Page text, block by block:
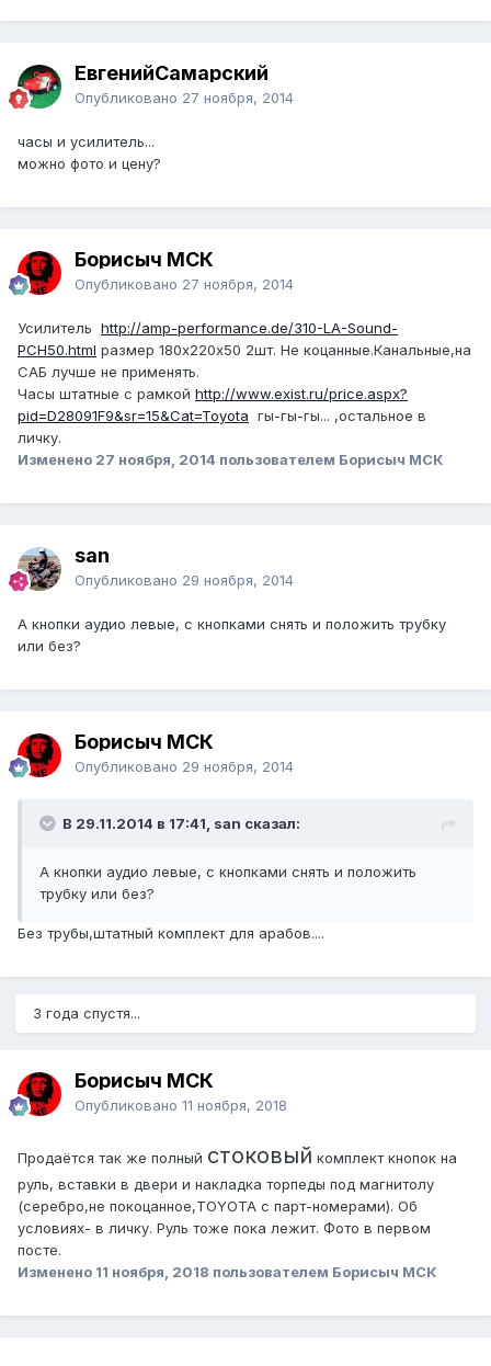
ЕвгенийСамарский
Опубликовано 27 ноября, 2014
часы и усилитель...
можно фото и цену?
Борисыч МСК
Опубликовано 27 ноября, 2014
Усилитель http://amp-performance.de/310-LA-Sound-
PCH50.html размер 180х220х50 2шт. Не коцанные.Канальные,на
САБ лучше не применять.
Часы штатные с рамкой http://www.exist.ru/price.aspx?
pid=D28091F9&sr=15&Cat=Toyota гы-гы-гы... ,остальное в
личку.
Изменено 27 ноября, 2014 пользователем Борисыч МСК
san
Опубликовано 29 ноября, 2014
А кнопки аудио левые, с кнопками снять и положить трубку
или без?
Борисыч МСК
Опубликовано 29 ноября, 2014
В 29.11.2014 в 17:41, san сказал:
А кнопки аудио левые, с кнопками снять и положить
трубку или без?
Без трубы,штатный комплект для арабов....
3 года спустя...
Борисыч МСК
Опубликовано 11 ноября, 2018
Продаётся так же полный стоковый комплект кнопок на
руль, вставки в двери и накладка торпеды под магнитолу
(серебро,не покоцанное,TOYOTA с парт-номерами). Об
условиях- в личку. Руль тоже пока лежит. Фото в первом
посте.
Изменено 11 ноября, 2018 пользователем Борисыч МСК